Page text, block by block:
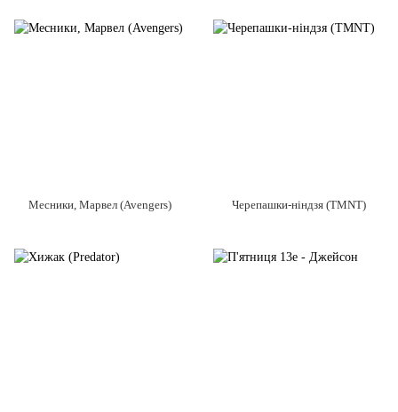
Месники, Марвел (Avengers) Черепашки-ніндзя (TMNT)